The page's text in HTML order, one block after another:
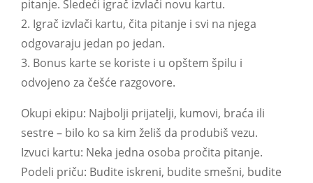
pitanje. Sledeći igrač izvlači novu kartu.
2. Igrač izvlači kartu, čita pitanje i svi na njega
odgovaraju jedan po jedan.
3. Bonus karte se koriste i u opštem špilu i
odvojeno za češće razgovore.
Okupi ekipu: Najbolji prijatelji, kumovi, braća ili
sestre – bilo ko sa kim želiš da produbiš vezu.
Izvuci kartu: Neka jedna osoba pročita pitanje.
Podeli priču: Budite iskreni, budite smešni, budite